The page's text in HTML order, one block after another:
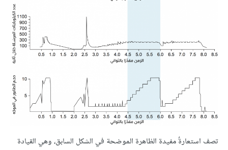
تصف استعارةٌ مفيدة الظاهرة الموضحة في الشكل السابق، وهي القيادة